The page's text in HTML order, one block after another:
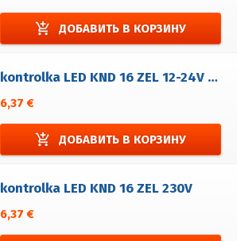
add_shopping_cart ДОБАВИТЬ В КОРЗИНУ
kontrolka LED KND 16 ZEL 12-24V AC/DC
6,37 €
add_shopping_cart ДОБАВИТЬ В КОРЗИНУ
kontrolka LED KND 16 ZEL 230V
6,37 €